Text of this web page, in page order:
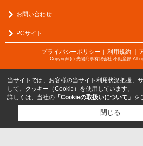
お問い合わせ
PCサイト
プライバシーポリシー ｜ 利用規約 ｜
Copyright(c) 光陽商事有限会社 不動産部 All
当サイトでは、お客様の当サイト利用状況把握、
して、クッキー（Cookie）を使用しています。
詳しくは、当社の 「Cookieの取扱いについて」 を
閉じる